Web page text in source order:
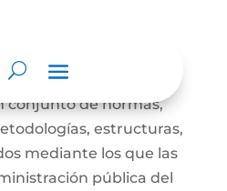
es el proceso
conjunto de normas,
estructuras,
mediante los que las
pública del